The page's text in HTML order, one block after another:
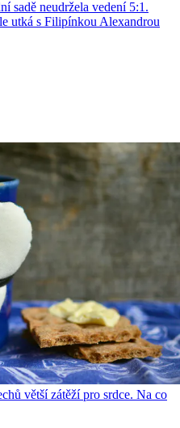
sadě neudržela vedení 5:1.
utká s Filipínkou Alexandrou
větší zátěží pro srdce. Na co